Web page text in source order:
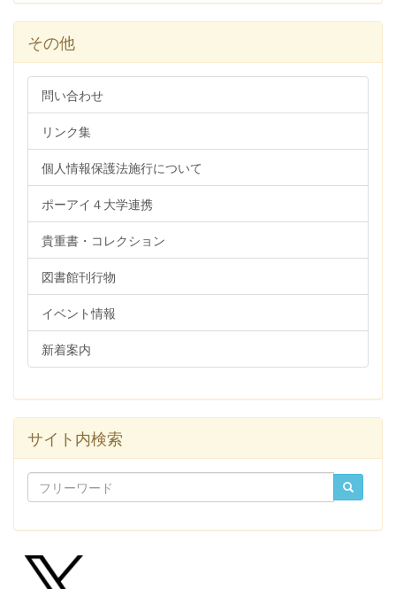
その他
問い合わせ
リンク集
個人情報保護法施行について
ポーアイ４大学連携
貴重書・コレクション
図書館刊行物
イベント情報
新着案内
サイト内検索